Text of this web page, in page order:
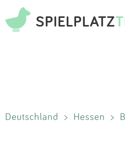
SPIELPLATZ
Deutschland > Hessen >